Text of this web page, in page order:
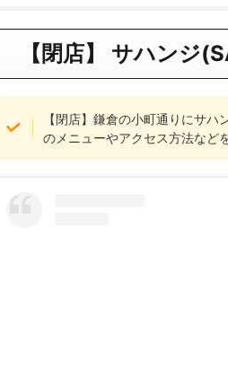
【閉店】 サハンジ
【閉店】鎌倉の小町通りにサ
のメニューやアクセス方法など